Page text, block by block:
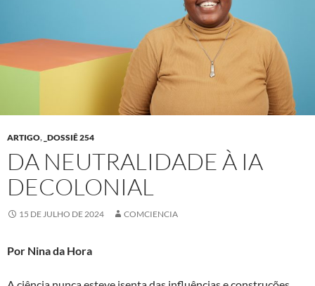
ARTIGO, _DOSSIÊ 254
DA NEUTRALIDADE À IA
DECOLONIAL
15 DE JULHO DE 2024 COMCIENCIA
Por Nina da Hora